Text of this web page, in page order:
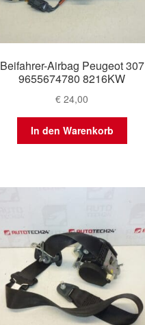
Beifahrer-Airbag Peugeot 307
9655674780 8216KW
€ 24,00
In den Warenkorb